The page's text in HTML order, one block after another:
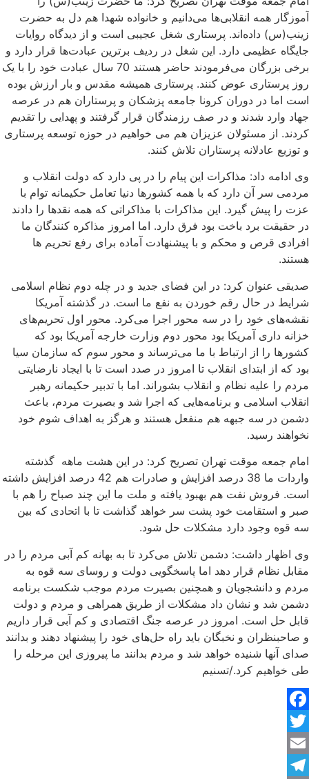
آموزگار همه انقلابی‌ها می‌دانیم و خانواده شهدا هم دل به حضرت
زینب(س) داده‌اند. پرستاری شغل عجیبی است و از دیدگاه روایات
جایگاه عظیمی دارد. این شغل در ردیف برترین عبادت‌ها قرار دارد و
برخی بزرگان می‌فرمودند حاضر هستند 70 سال عبادت خود را با یک
روز پرستاری عوض کنند. پرستاری همیشه مقدس و بار ارزش بوده
است اما در دوران کرونا جامعه پزشکان و پرستاران هم در عرصه
جهاد وارد شدند و در صف رزمندگان قرار گرفتند و پهدایی را تقدیم
کردند. از مسئولان عزیزان هم می خواهیم در حوزه توسعه پرستاری
و توزیع عادلانه پرستاران تلاش کنند.
وی ادامه داد: مذاکرات این پیام را در پی دارد که دولت انقلاب و
مردمی سر آن دارد که با همه کشورها دنیا تعامل حکیمانه توام با
عزت را پیش گیرد. این مذاکرات با مذاکراتی که همه نقدها را دادند
در حقیقت برد باخت بود فرق دارد. اما امروز مذاکره کنندگان ما
افرادی قرص و محکم و با پیشنهادت آماده برای رفع تحریم ها
هستند.
صدیقی عنوان کرد: در این فضای جدید و در چله دوم نظام اسلامی
شرایط در حال رقم خوردن به نفع ما است. در گذشته آمریکا
نقشه‌های خود را در سه محور اجرا می‌کرد. محور اول تحریم‌های
خزانه داری آمریکا بود محور دوم وزارت خارجه آمریکا بود که
کشورها را از ارتباط با ما می‌ترساند و محور سوم که سازمان سیا
بود که از ابتدای انقلاب تا امروز در صدد است تا با ایجاد نارضایتی
مردم را علیه نظام و انقلاب بشوراند. اما با تدبیر حکیمانه رهبر
انقلاب اسلامی و برنامه‌هایی که اجرا شد و بصیرت مردم، باعث
دشمن در سه جبهه هم منفعل هستند و هرگز به اهداف شوم خود
نخواهند رسید.
امام جمعه موقت تهران تصریح کرد: در این هشت ماهه گذشته
واردات ما 38 درصد افزایش و صادرات هم 42 درصد افزایش داشته
است. فروش نفت هم بهبود یافته و ملت ما این چند صباح را هم با
صبر و استقامت خود پشت سر خواهد گذاشت تا با اتحادی که بین
سه قوه وجود دارد مشکلات حل شود.
وی اظهار داشت: دشمن تلاش می‌کرد تا به بهانه کم آبی مردم را در
مقابل نظام قرار دهد اما پاسخگویی دولت و روسای سه قوه به
مردم و دانشجویان و همچنین بصیرت مردم موجب شکست برنامه
دشمن شد و نشان داد مشکلات از طریق همراهی و مردم و دولت
قابل حل است. امروز در عرصه جنگ اقتصادی و کم آبی قرار داریم
و صاحبنظران و نخبگان باید راه حل‌های خود را پیشنهاد دهند و بدانند
صدای آنها شنیده خواهد شد و مردم بدانند ما پیروزی این مرحله را
طی خواهیم کرد./تسنیم
Facebook
Twitter
Email